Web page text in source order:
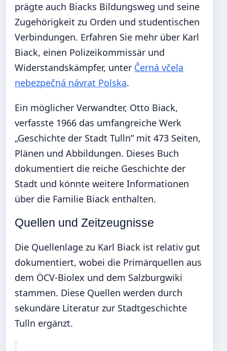
prägte auch Biacks Bildungsweg und seine
Zugehörigkeit zu Orden und studentischen
Verbindungen. Erfahren Sie mehr über Karl
Biack, einen Polizeikommissär und
Widerstandskämpfer, unter Černá včela
nebezpečná návrat Polska.
Ein möglicher Verwandter, Otto Biack,
verfasste 1966 das umfangreiche Werk
„Geschichte der Stadt Tulln” mit 473 Seiten,
Plänen und Abbildungen. Dieses Buch
dokumentiert die reiche Geschichte der
Stadt und könnte weitere Informationen
über die Familie Biack enthalten.
Quellen und Zeitzeugnisse
Die Quellenlage zu Karl Biack ist relativ gut
dokumentiert, wobei die Primärquellen aus
dem ÖCV-Biolex und dem Salzburgwiki
stammen. Diese Quellen werden durch
sekundäre Literatur zur Stadtgeschichte
Tulln ergänzt.